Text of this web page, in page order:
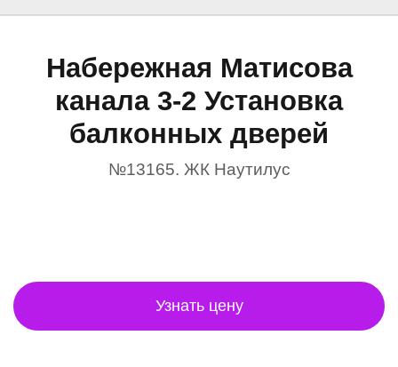
Набережная Матисова
канала 3-2 Установка
балконных дверей
№13165. ЖК Наутилус
Узнать цену